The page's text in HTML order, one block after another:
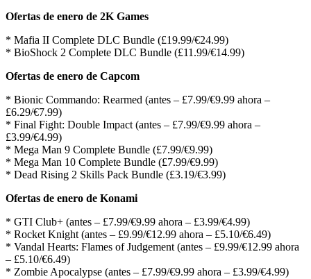
Ofertas de enero de 2K Games
* Mafia II Complete DLC Bundle (£19.99/€24.99)
* BioShock 2 Complete DLC Bundle (£11.99/€14.99)
Ofertas de enero de Capcom
* Bionic Commando: Rearmed (antes – £7.99/€9.99 ahora –
£6.29/€7.99)
* Final Fight: Double Impact (antes – £7.99/€9.99 ahora –
£3.99/€4.99)
* Mega Man 9 Complete Bundle (£7.99/€9.99)
* Mega Man 10 Complete Bundle (£7.99/€9.99)
* Dead Rising 2 Skills Pack Bundle (£3.19/€3.99)
Ofertas de enero de Konami
* GTI Club+ (antes – £7.99/€9.99 ahora – £3.99/€4.99)
* Rocket Knight (antes – £9.99/€12.99 ahora – £5.10/€6.49)
* Vandal Hearts: Flames of Judgement (antes – £9.99/€12.99 ahora
– £5.10/€6.49)
* Zombie Apocalypse (antes – £7.99/€9.99 ahora – £3.99/€4.99)